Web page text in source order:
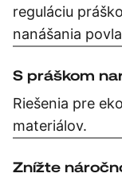
reguláciu
nanášania
S práškom
Riešenia pre
materiálov.
Znížte